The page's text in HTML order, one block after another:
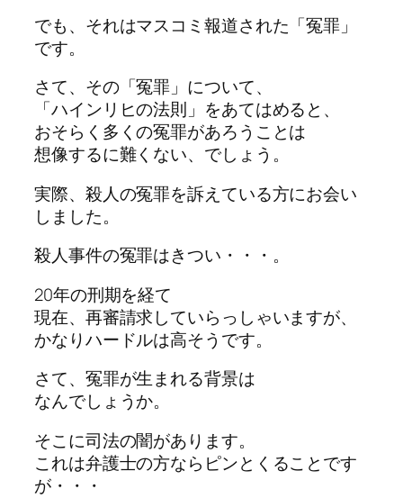
でも、それはマスコミ報道された「冤罪」
です。
さて、その「冤罪」について、
「ハインリヒの法則」をあてはめると、
おそらく多くの冤罪があろうことは
想像するに難くない、でしょう。
実際、殺人の冤罪を訴えている方にお会い
しました。
殺人事件の冤罪はきつい・・・。
20年の刑期を経て
現在、再審請求していらっしゃいますが、
かなりハードルは高そうです。
さて、冤罪が生まれる背景は
なんでしょうか。
そこに司法の闇があります。
これは弁護士の方ならピンとくることです
が・・・